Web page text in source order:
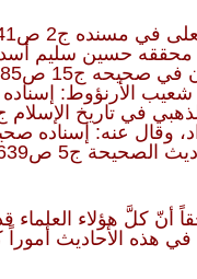
عنه محققه حسين سليم
شعيب الأرنؤوط:
وقال عنه: إسناده
أنّ كلَّ هؤلاء العلماء
هذه الأحاديث أموراً